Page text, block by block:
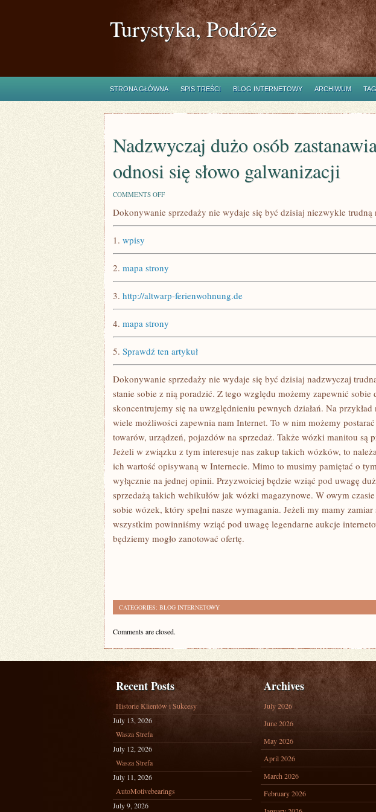
Turystyka, Podróże
STRONA GŁÓWNA SPIS TREŚCI BLOG INTERNETOWY ARCHIWUM
Nadzwyczaj dużo osób
odnosi się słowo galwanizacji
COMMENTS OFFON
DUŻO
ODNOSI
SIĘ
SŁOWO
GALWANIZACJI
Dokonywanie sprzedaży nie wydaje się być dzisiaj niezwykle trudną
1. wpisy
2. mapa strony
3. http://altwarp-ferienwohnung.de
4. mapa strony
5. Sprawdź ten artykuł
Dokonywanie sprzedaży nie wydaje się być dzisiaj nadzwyczaj
stanie sobie z nią poradzić. Z tego względu możemy zapewnić
skoncentrujemy się na uwzględnieniu pewnych działań. Na przykład
wiele możliwości zapewnia nam Internet. To w nim możemy
towarów, urządzeń, pojazdów na sprzedaż. Także wózki manitou są
Jeżeli w związku z tym interesuje nas zakup takich wózków, to
ich wartość opisywaną w Internecie. Mimo to musimy pamiętać o
wyłącznie na jednej opinii. Przyzwoiciej będzie wziąć pod uwagę
sprzedażą takich wehikułów jak wózki magazynowe. W owym
sobie wózek, który spełni nasze wymagania. Jeżeli my mamy
wszystkim powinniśmy wziąć pod uwagę legendarne aukcje
będziemy mogło zanotować ofertę.
CATEGORIES: BLOG INTERNETOWY
Comments are closed.
Recent Posts
Historie Klientów i Sukcesy
July 13, 2026
Wasza Strefa
July 12, 2026
Wasza Strefa
July 11, 2026
AutoMotivebearings
July 9, 2026
Archives
July 2026
June 2026
May 2026
April 2026
March 2026
February 2026